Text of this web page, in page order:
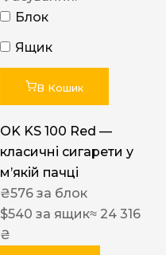
Блок
Ящик
В Кошик
OK KS 100 Red —
класичні сигарети у
м’якій пачці
₴576 за блок
$540 за ящик≈ 24 316
₴